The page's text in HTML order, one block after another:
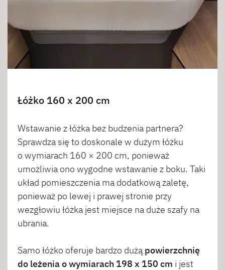
Łóżko 160 x 200 cm
Wstawanie z łóżka bez budzenia partnera?
Sprawdza się to doskonale w dużym łóżku
o wymiarach 160 × 200 cm, ponieważ
umożliwia ono wygodne wstawanie z boku. Taki
układ pomieszczenia ma dodatkową zaletę,
ponieważ po lewej i prawej stronie przy
wezgłowiu łóżka jest miejsce na duże szafy na
ubrania.
Samo łóżko oferuje bardzo dużą powierzchnię
do leżenia o wymiarach 198 x 150 cm i jest